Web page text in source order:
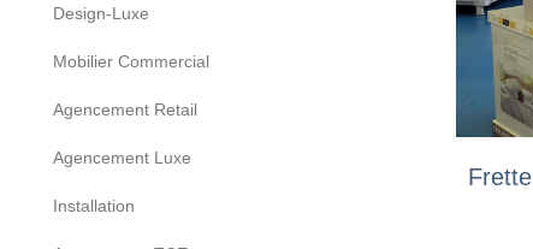
Design-Luxe
Mobilier Commercial
Agencement Retail
Agencement Luxe
Installation
Frette